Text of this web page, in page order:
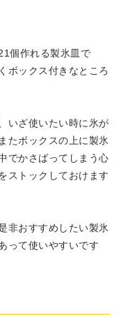
個作れる製氷皿で
ボックス付きなところ
いざ使いたい時に氷が
たボックスの上に製氷
でかさばってしまう心
ストックしておけます
非おすすめしたい製氷
って使いやすいです